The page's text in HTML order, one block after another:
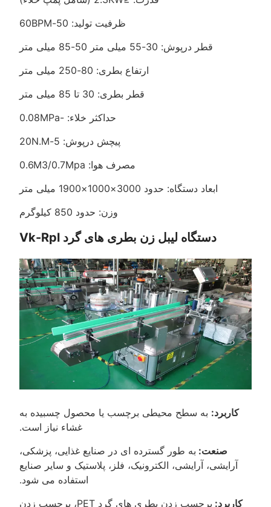
ظرفیت تولید: 50-60BPM
قطر درپوش: 30-55 میلی متر 50-85 میلی متر
ارتفاع بطری: 80-250 میلی متر
قطر بطری: 30 تا 85 میلی متر
حداکثر خلاء: -0.08MPa
پیچش درپوش: 5-20N.M
مصرف هوا: 0.6M3/0.7Mpa
ابعاد دستگاه: حدود 3000×1000×1900 میلی متر
وزن: حدود 850 کیلوگرم
دستگاه لیبل زن بطری های گرد Vk-Rpl
کاربرد: به سطح محیطی برچسب یا محصول چسبیده به
غشاء نیاز است.
صنعت: به طور گسترده ای در صنایع غذایی، پزشکی،
آرایشی، آرایشی، الکترونیک، فلز، پلاستیک و سایر صنایع
استفاده می شود.
کاربرد:
برچسب زدن بطری های گرد PET، برچسب زدن